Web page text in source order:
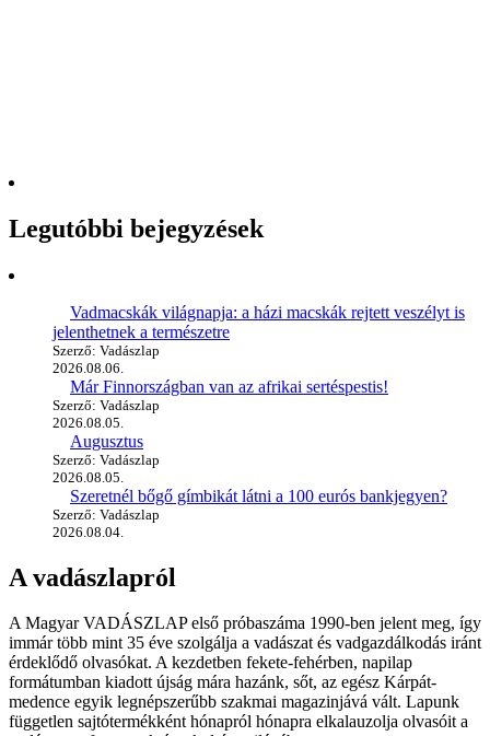
Legutóbbi bejegyzések
Vadmacskák világnapja: a házi macskák rejtett veszélyt is
jelenthetnek a természetre
Szerző: Vadászlap
2026.08.06.
Már Finnországban van az afrikai sertéspestis!
Szerző: Vadászlap
2026.08.05.
Augusztus
Szerző: Vadászlap
2026.08.05.
Szeretnél bőgő gímbikát látni a 100 eurós bankjegyen?
Szerző: Vadászlap
2026.08.04.
A vadászlapról
A Magyar VADÁSZLAP első próbaszáma 1990-ben jelent meg, így
immár több mint 35 éve szolgálja a vadászat és vadgazdálkodás iránt
érdeklődő olvasókat. A kezdetben fekete-fehérben, napilap
formátumban kiadott újság mára hazánk, sőt, az egész Kárpát-
medence egyik legnépszerűbb szakmai magazinjává vált. Lapunk
független sajtótermékként hónapról hónapra elkalauzolja olvasóit a